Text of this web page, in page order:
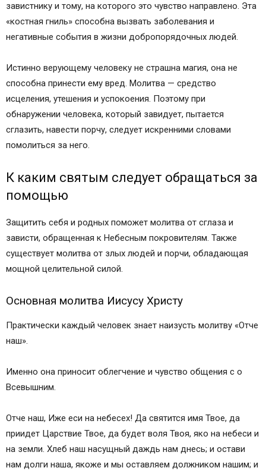
завистнику и тому, на которого это чувство направлено. Эта
«костная гниль» способна вызвать заболевания и
негативные события в жизни добропорядочных людей.
Истинно верующему человеку не страшна магия, она не
способна принести ему вред. Молитва — средство
исцеления, утешения и успокоения. Поэтому при
обнаружении человека, который завидует, пытается
сглазить, навести порчу, следует искренними словами
помолиться за него.
К каким святым следует обращаться за
помощью
Защитить себя и родных поможет молитва от сглаза и
зависти, обращенная к Небесным покровителям. Также
существует молитва от злых людей и порчи, обладающая
мощной целительной силой.
Основная молитва Иисусу Христу
Практически каждый человек знает наизусть молитву «Отче
наш».
Именно она приносит облегчение и чувство общения с о
Всевышним.
Отче наш, Иже еси на небесех! Да святится имя Твое, да
приидет Царствие Твое, да будет воля Твоя, яко на небеси и
на земли. Хлеб наш насущный даждь нам днесь; и остави
нам долги наша, якоже и мы оставляем должником нашим; и